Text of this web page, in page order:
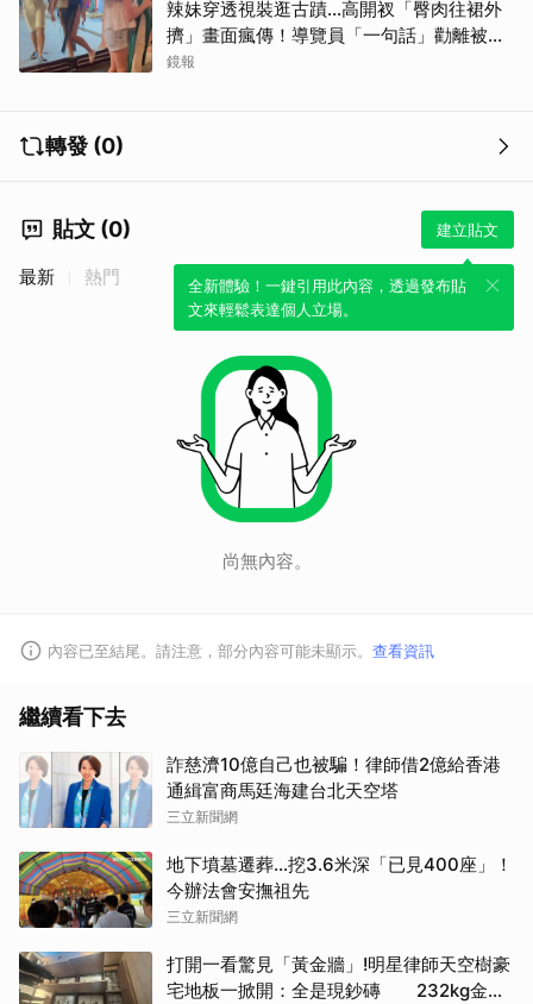
辣妹穿透視裝逛古蹟…高開衩「臀肉往裙外
擠」畫面瘋傳！導覽員「一句話」勸離被狂
讚
鏡報
轉發 (0)
貼文 (0) 建立貼文
全新體驗！一鍵引用此內容，透過發布貼
文來輕鬆表達個人立場。
最新 熱門
尚無內容。
內容已至結尾。請注意，部分內容可能未顯示。 查看資訊
繼續看下去
詐慈濟10億自己也被騙！律師借2億給香港
通緝富商馬廷海建台北天空塔
三立新聞網
地下墳墓遷葬…挖3.6米深「已見400座」！
今辦法會安撫祖先
三立新聞網
打開一看驚見「黃金牆」!明星律師天空樹豪
宅地板一掀開：全是現鈔磚 232kg金山